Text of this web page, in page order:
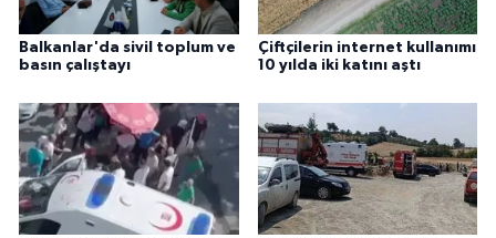
Balkanlar'da sivil toplum ve
basın çalıştayı
Çiftçilerin internet kullanımı
10 yılda iki katını aştı